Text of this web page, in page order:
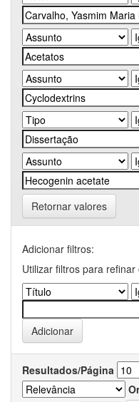
Retornar valores
Adicionar filtros:
Utilizar filtros para
Resultados/Página